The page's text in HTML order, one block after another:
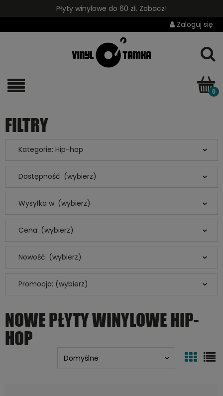
Płyty winylowe do 60 zł. Zobacz!
Zaloguj się
FILTRY
Kategorie: Hip-hop
Dostępność: (wybierz)
Wysyłka w: (wybierz)
Cena: (wybierz)
Nowość: (wybierz)
Promocja: (wybierz)
NOWE PŁYTY WINYLOWE HIP-
HOP